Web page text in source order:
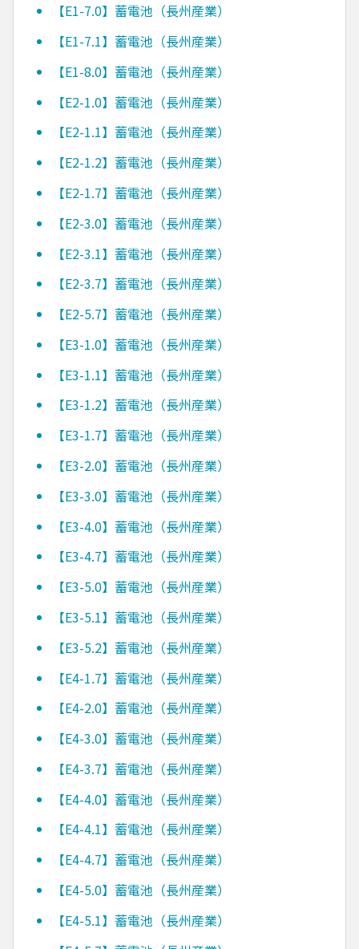
【E1-7.0】蓄電池（長州産業）
【E1-7.1】蓄電池（長州産業）
【E1-8.0】蓄電池（長州産業）
【E2-1.0】蓄電池（長州産業）
【E2-1.1】蓄電池（長州産業）
【E2-1.2】蓄電池（長州産業）
【E2-1.7】蓄電池（長州産業）
【E2-3.0】蓄電池（長州産業）
【E2-3.1】蓄電池（長州産業）
【E2-3.7】蓄電池（長州産業）
【E2-5.7】蓄電池（長州産業）
【E3-1.0】蓄電池（長州産業）
【E3-1.1】蓄電池（長州産業）
【E3-1.2】蓄電池（長州産業）
【E3-1.7】蓄電池（長州産業）
【E3-2.0】蓄電池（長州産業）
【E3-3.0】蓄電池（長州産業）
【E3-4.0】蓄電池（長州産業）
【E3-4.7】蓄電池（長州産業）
【E3-5.0】蓄電池（長州産業）
【E3-5.1】蓄電池（長州産業）
【E3-5.2】蓄電池（長州産業）
【E4-1.7】蓄電池（長州産業）
【E4-2.0】蓄電池（長州産業）
【E4-3.0】蓄電池（長州産業）
【E4-3.7】蓄電池（長州産業）
【E4-4.0】蓄電池（長州産業）
【E4-4.1】蓄電池（長州産業）
【E4-4.7】蓄電池（長州産業）
【E4-5.0】蓄電池（長州産業）
【E4-5.1】蓄電池（長州産業）